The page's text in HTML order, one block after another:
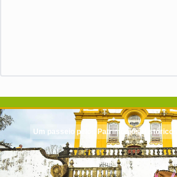
Um passeio pelos Patrimônios